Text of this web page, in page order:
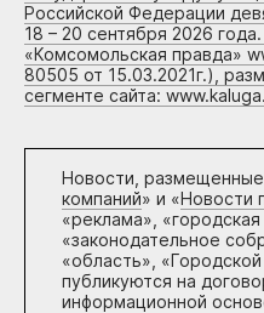
Российской Федерации
18 – 20 сентября 2026
«Комсомольская правда»
80505 от 15.03.2021г.),
сегменте сайта:
Новости, размещенные
компаний» и «Новости
«реклама», «городская
«законодательное
«область»,
публикуются на
информационной